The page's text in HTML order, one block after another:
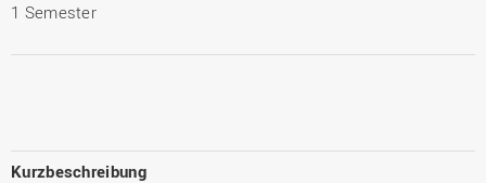
1 Semester
Kurzbeschreibung